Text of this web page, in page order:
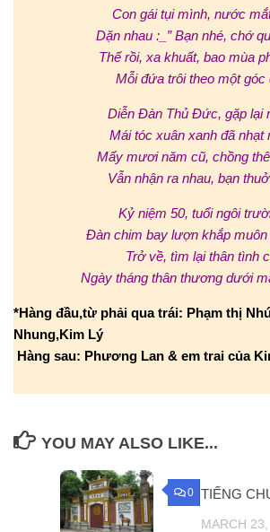
Con gái tụi mình, nước
Dặn nhau :_” Bạn nhé, chớ
Thế rồi, xa khuất, bao mùa
Mỗi đứa trôi theo một góc
Diễn Đàn Thủ Đức, gặp lại
Mái tóc xuân xanh đã nhạt
Mấy mươi năm cũ, chồng
Vẫn nhận ra nhau, bạn
Kỷ niệm 50, tuổi ngôi
Đàn chim bay lượn khắp
Trở về, tìm lại thân tình
Ngày tháng thân thương dưới
*Hàng đầu,từ phải qua trái: Phạm thị
Nhung,Kim Lý
Hàng sau: Phương Lan & em trai của
YOU MAY ALSO LIKE...
0 TIẾNG
MARCH